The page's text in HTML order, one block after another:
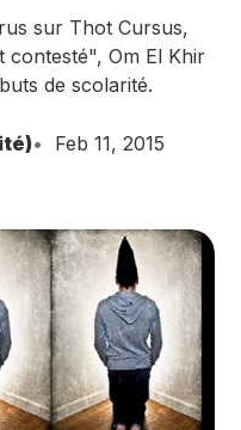
sur Thot Cursus,
contesté", Om El Khir
de scolarité.
Feb 11, 2015